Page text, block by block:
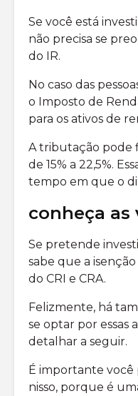
Se você está
não precisa se
do IR.
No caso das
o Imposto de
para os ativos de
A tributação pode
de 15% a 22,5%.
tempo em que o
conheça as
Se pretende
sabe que a
do CRI e CRA.
Felizmente, há
se optar por essas
detalhar a seguir.
É importante
nisso, porque é